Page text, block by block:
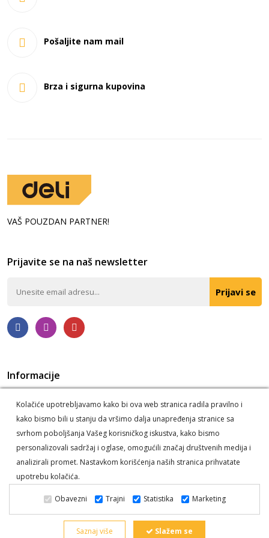
Pošaljite nam mail
Brza i sigurna kupovina
VAŠ POUZDAN PARTNER!
Prijavite se na naš newsletter
Prijavi se
Informacije
Korišćenje kolačića
Informacije o dostavi
Postupak reklamacije i odustanka
Deli Alati © 2026. Sva prava zadržana -Powered by Dajbog -
Internet prodavnice. Web prodavnica i SEO Web Business
Solutions
Kolačiće upotrebljavamo kako bi ova web stranica radila pravilno i
kako bismo bili u stanju da vršimo dalja unapređenja stranice sa
svrhom poboljšanja Vašeg korisničkog iskustva, kako bismo
personalizovali sadržaj i oglase, omogućili značaj društvenih medija i
analizirali promet. Nastavkom korišćenja naših stranica prihvatate
upotrebu kolačića.
Obavezni Trajni Statistika Marketing
Saznaj više Slažem se